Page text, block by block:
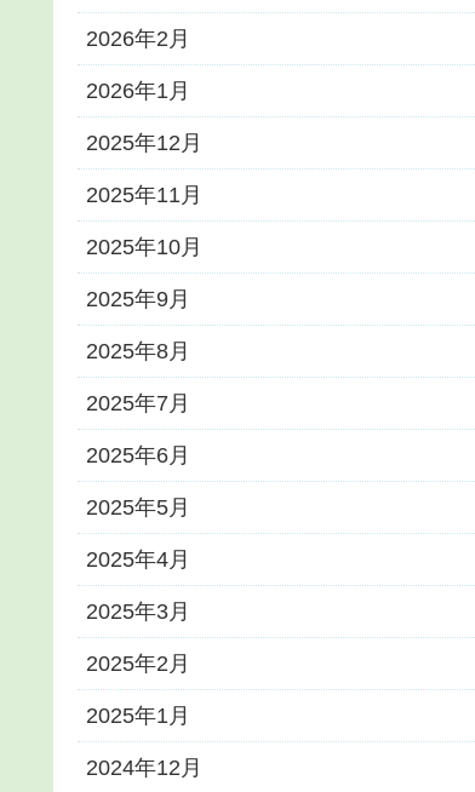
2026年2月
2026年1月
2025年12月
2025年11月
2025年10月
2025年9月
2025年8月
2025年7月
2025年6月
2025年5月
2025年4月
2025年3月
2025年2月
2025年1月
2024年12月